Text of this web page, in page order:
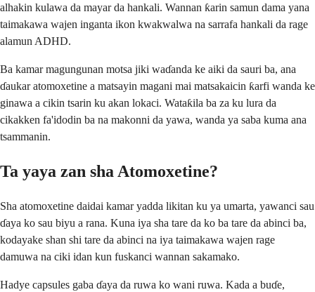
alhakin kulawa da mayar da hankali. Wannan ƙarin samun dama yana
taimakawa wajen inganta ikon kwakwalwa na sarrafa hankali da rage
alamun ADHD.
Ba kamar magungunan motsa jiki waɗanda ke aiki da sauri ba, ana
ɗaukar atomoxetine a matsayin magani mai matsakaicin ƙarfi wanda ke
ginawa a cikin tsarin ku akan lokaci. Wataƙila ba za ku lura da
cikakken fa'idodin ba na makonni da yawa, wanda ya saba kuma ana
tsammanin.
Ta yaya zan sha Atomoxetine?
Sha atomoxetine daidai kamar yadda likitan ku ya umarta, yawanci sau
ɗaya ko sau biyu a rana. Kuna iya sha tare da ko ba tare da abinci ba,
kodayake shan shi tare da abinci na iya taimakawa wajen rage
damuwa na ciki idan kun fuskanci wannan sakamako.
Hadye capsules gaba ɗaya da ruwa ko wani ruwa. Kada a buɗe,